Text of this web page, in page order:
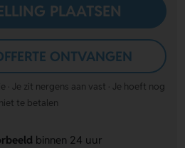
PLAATSEN
ONTVANGEN
· Je zit nergens aan vast · Je hoeft nog
niet te betalen
binnen 24 uur